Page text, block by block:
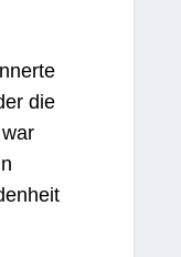
die